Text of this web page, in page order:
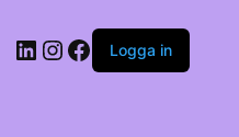
LinkedIn
Instagram
Facebook
Logga in